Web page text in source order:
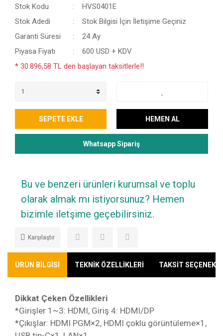
Stok Kodu
HVS0401E
Stok Adedi
Stok Bilgisi İçin İletişime Geçiniz
Garanti Süresi
24 Ay
Piyasa Fiyatı
600 USD + KDV
* 30.896,58 TL den başlayan taksitlerle!!
SEPETE EKLE HEMEN AL
Whatsapp Sipariş
Bu ve benzeri ürünleri kurumsal ve toplu
olarak almak mı istiyorsunuz? Hemen
bizimle iletşime geçebilirsiniz.
Karşılaştır
ÜRÜN BİLGİSİ TEKNİK ÖZELLİKLERİ TAKSİT
Dikkat Çeken Özellikleri
*Girişler 1~3: HDMI, Giriş 4: HDMI/DP
*Çıkışlar: HDMI PGM×2, HDMI çoklu görüntüleme×1,